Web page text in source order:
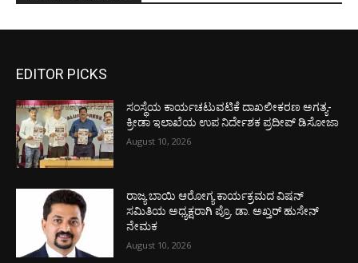
EDITOR PICKS
ಸಂಸ್ಥೆಯ ಕಾರ್ಯಚಟುವಟಿಕೆ ದಾಖಲೀಕರಣ ಅಗತ್ಯ-
ಕ್ರೀಡಾ ಇಲಾಖೆಯ ಉಪ ನಿರ್ದೇಶಕ ಪ್ರದೀಪ್ ಡಿಸೋಜಾ
August 10, 2026
ರಾಜ್ಯ ಬಾಯಿ ಆರೋಗ್ಯ ಕಾರ್ಯಕ್ರಮದ ವಿಷನ್
ಸಮಿತಿಯ ಅಧ್ಯಕ್ಷರಾಗಿ ಪ್ರೊ. ಡಾ. ಅಖ್ತರ್ ಹುಸೇನ್
ನೇಮಕ
August 10, 2026